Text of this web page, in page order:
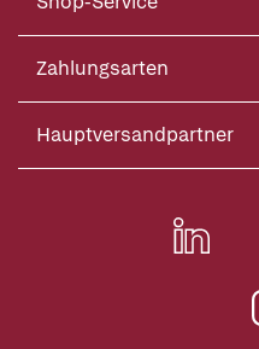
Zahlungsarten
Hauptversandpartner